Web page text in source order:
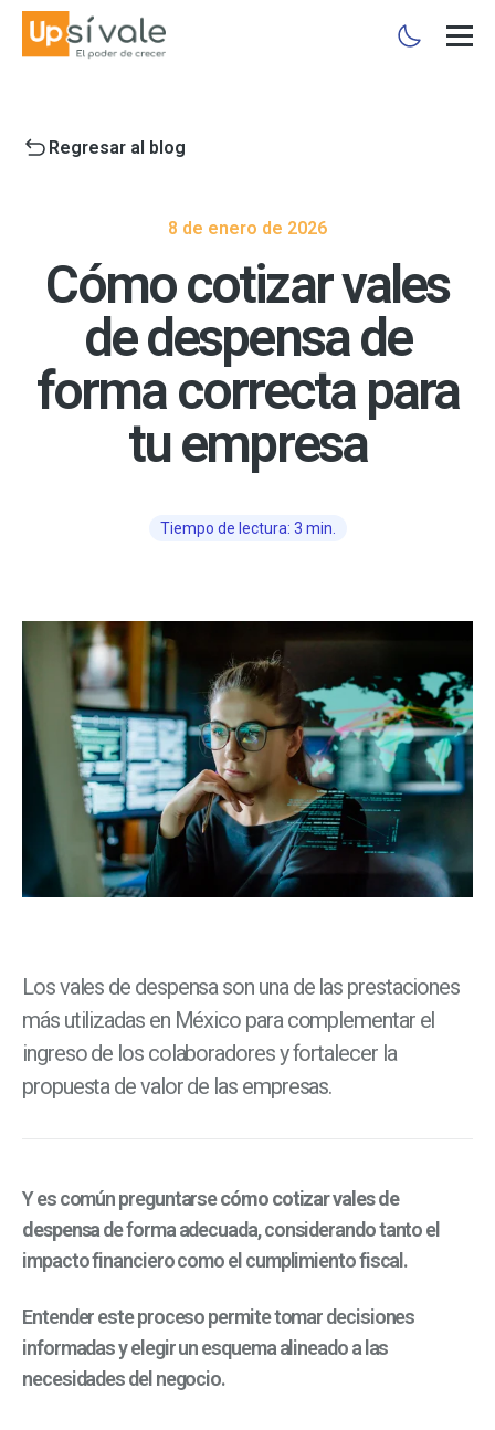
Regresar al blog
8 de enero de 2026
Cómo cotizar vales
de despensa de
forma correcta para
tu empresa
Tiempo de lectura: 3 min.
Los vales de despensa son una de las prestaciones
más utilizadas en México para complementar el
ingreso de los colaboradores y fortalecer la
propuesta de valor de las empresas.
Y es común preguntarsecómo cotizar vales de
despensade forma adecuada, considerando tanto el
impacto financiero como el cumplimiento fiscal.
Entender este proceso permite tomar decisiones
informadas y elegir un esquema alineado a las
necesidades del negocio.